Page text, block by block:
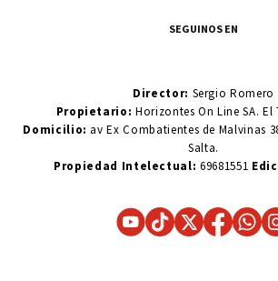
SEGUINOS EN
Director: Sergio Romero
Propietario:Horizontes On Line SA.
Domicilio: av Ex Combatientes de Malvinas
Salta.
Propiedad Intelectual: 69681551